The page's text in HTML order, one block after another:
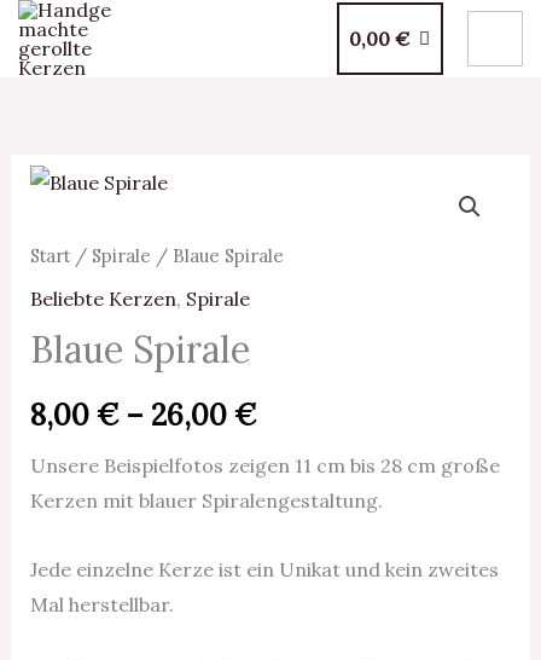
Zum
Inhalt
0,00€
Start/ Spirale / Blaue Spirale
Beliebte Kerzen, Spirale
Blaue Spirale
8,00€ – 26,00€
8,00 €
Unsere Beispielfotos zeigen 11 cm bis 28 cm große
Kerzen mit blauer Spiralengestaltung.
Jede einzelne Kerze ist ein Unikat und kein zweites
Mal herstellbar.
Blaue
Menge